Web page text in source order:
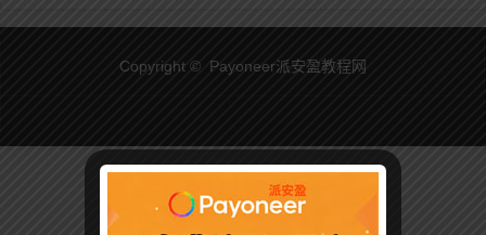
Copyright © Payoneer派安盈教程网